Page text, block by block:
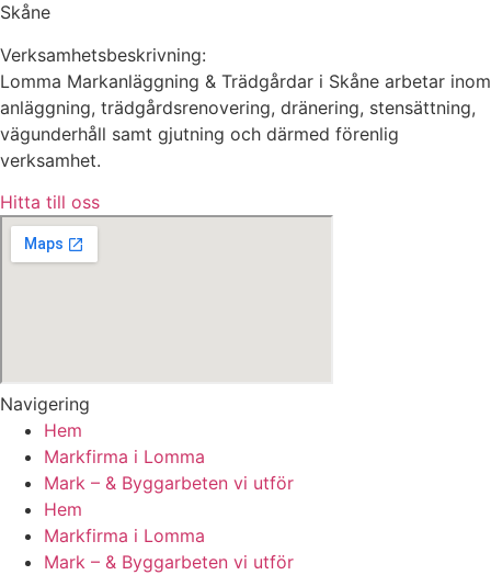
Skåne
Verksamhetsbeskrivning:
Lomma Markanläggning & Trädgårdar i Skåne arbetar inom
anläggning, trädgårdsrenovering, dränering, stensättning,
vägunderhåll samt gjutning och därmed förenlig
verksamhet.
Hitta till oss
Navigering
Hem
Markfirma i Lomma
Mark – & Byggarbeten vi utför
Hem
Markfirma i Lomma
Mark – & Byggarbeten vi utför